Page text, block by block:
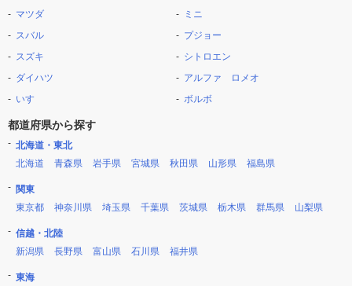
マツダ
スバル
スズキ
ダイハツ
いすゞ
ミニ
プジョー
シトロエン
アルファ ロメオ
ボルボ
都道府県から探す
北海道・東北
北海道
青森県 岩手県 宮城県 秋田県 山形県 福島県
関東
東京都
神奈川県 埼玉県 千葉県 茨城県 栃木県 群馬県 山梨県
信越・北陸
新潟県
長野県 富山県 石川県 福井県
東海